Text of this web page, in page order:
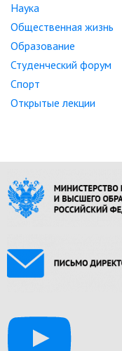
Наука
Общественная жизнь
Образование
Студенческий форум
Спорт
Открытые лекции